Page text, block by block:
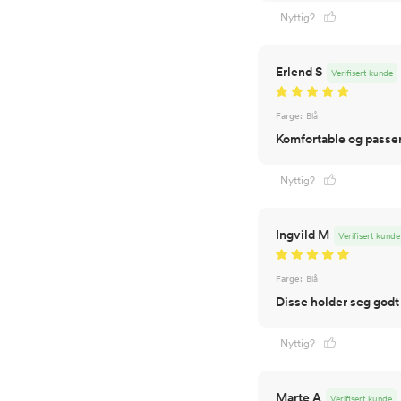
Nyttig?
Erlend S Verifisert kunde
Farge: Blå
Nyttig?
Ingvild M Verifisert kunde
Farge: Blå
Disse holder seg
Nyttig?
Marte A Verifisert kunde